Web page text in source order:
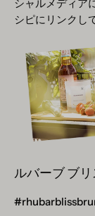
シャルメディア
シピにリンクし
ルバーブ ブ